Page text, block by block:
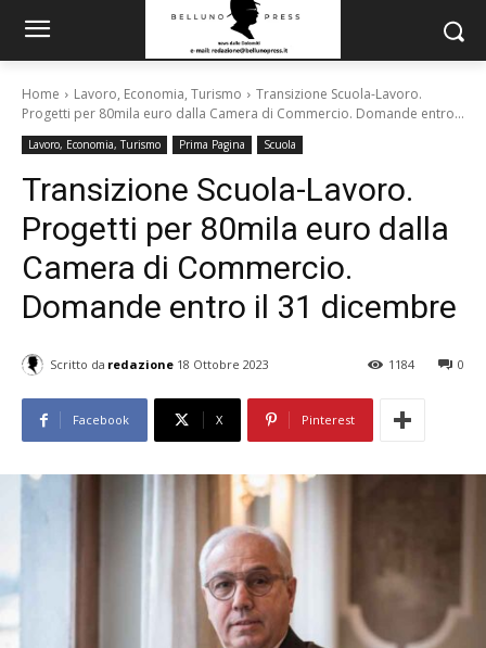
Home Lavoro, Economia, Turismo
Transizione Scuola-Lavoro.
Progetti per 80mila euro dalla Camera di Commercio. Domande entro...
Lavoro, Economia, Turismo Prima Pagina Scuola
Transizione Scuola-Lavoro.
Progetti per 80mila euro dalla
Camera di Commercio.
Domande entro il 31 dicembre
Scritto da redazione 18 Ottobre 2023 0
1184
Facebook X Pinterest